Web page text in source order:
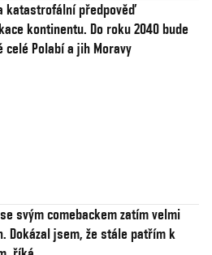
katastrofální předpověď
kontinentu. Do roku 2040 bude
celé Polabí a jih Moravy
svým comebackem zatím velmi
Dokázal jsem, že stále patřím k